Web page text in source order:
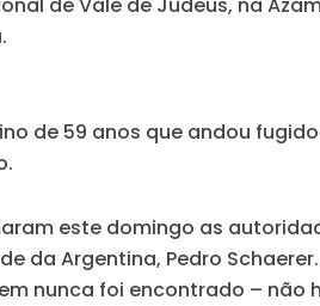
de 59 anos que andou
este domingo as
da Argentina, Pedro
nunca foi encontrado –